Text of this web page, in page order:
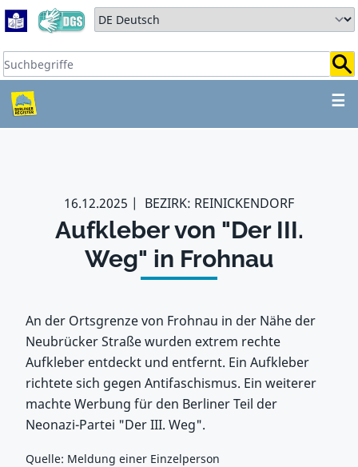
Zum Hauptbereich springen
Zum Hauptmenü springen
Sprache auswählen:
Suchbegriffe:
☰
ZUM HAUPTBEREICH
16.12.2025 BEZIRK: REINICKENDORF
Aufkleber von "Der III.
Weg" in Frohnau
An der Ortsgrenze von Frohnau in der Nähe der
Neubrücker Straße wurden extrem rechte
Aufkleber entdeckt und entfernt. Ein Aufkleber
richtete sich gegen Antifaschismus. Ein weiterer
machte Werbung für den Berliner Teil der
Neonazi-Partei "Der III. Weg".
Quelle: Meldung einer Einzelperson